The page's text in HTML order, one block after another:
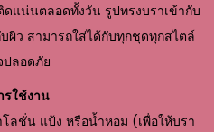
แน่นตลอดทั้งวัน รูปทรงบราเข้ากับ
ผิว สามารถใส่ได้กับทุกชุดทุกสไตล์
ปลอดภัย
รใช้งาน
ลชั่น แป้ง หรือน้ำหอม (เพื่อให้บรา